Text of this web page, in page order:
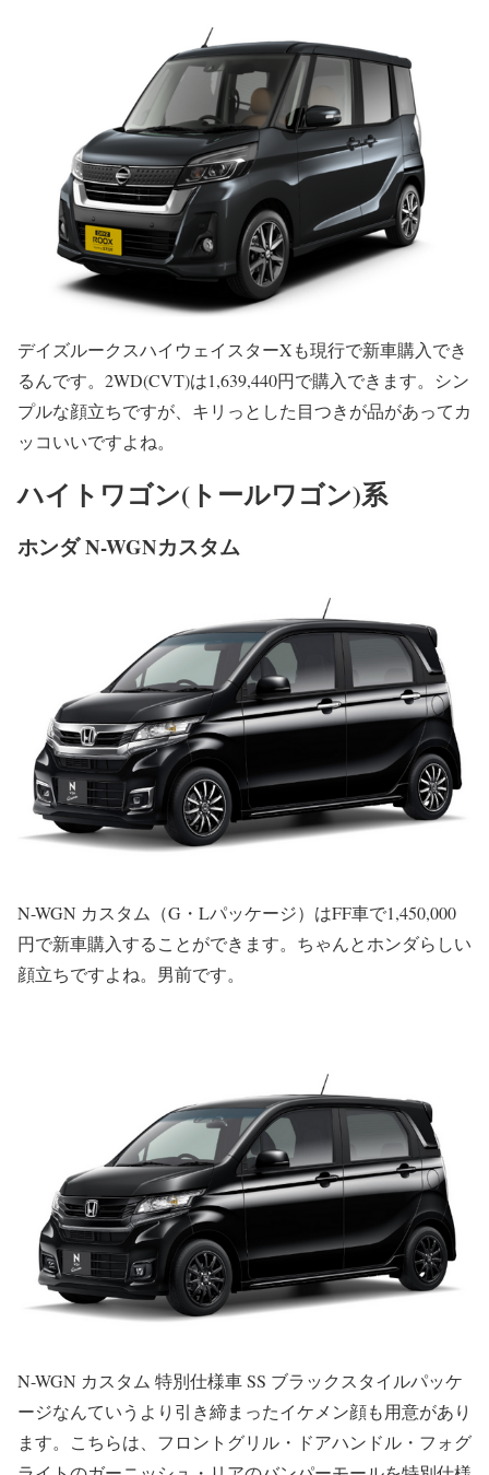
デイズルークスハイウェイスターXも現行で新車購入でき
るんです。2WD(CVT)は1,639,440円で購入できます。シン
プルな顔立ちですが、キリっとした目つきが品があってカ
ッコいいですよね。
ハイトワゴン(トールワゴン)系
ホンダ N-WGNカスタム
N-WGN カスタム（G・Lパッケージ）はFF車で1,450,000
円で新車購入することができます。ちゃんとホンダらしい
顔立ちですよね。男前です。
N-WGN カスタム 特別仕様車 SS ブラックスタイルパッケ
ージなんていうより引き締まったイケメン顔も用意があり
ます。こちらは、フロントグリル・ドアハンドル・フォグ